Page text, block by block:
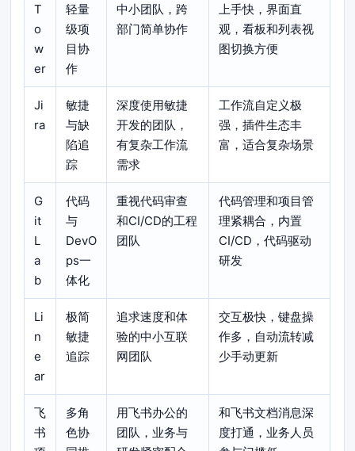
T
o
w
er
轻量
级项
目协
作
中小团队，跨
部门简单协作
上手快，界面直
观，看板和列表视
图切换方便
Ji
ra
敏捷
与缺
陷追
踪
深度使用敏捷
开发的团队，
有复杂工作流
需求
工作流自定义极
强，插件生态丰
富，适合复杂场景
G
it
L
a
b
代码
与
DevO
ps一
体化
重视代码审查
和CI/CD的工程
团队
代码管理和项目管
理紧耦合，内置
CI/CD，代码驱动
研发
Li
n
e
ar
极简
敏捷
追踪
追求速度和体
验的中小互联
网团队
交互极快，键盘操
作多，自动流转减
少手动更新
飞
书
多角
色协
用飞书办公的
团队，业务与
和飞书文档消息深
度打通，业务人员